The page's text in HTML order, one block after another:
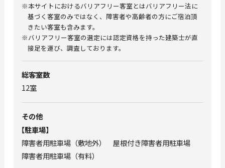
※本サイトにおけるバリアフリー客室とはバリアフリー法に
基づく客室のみではなく、障害者や高齢者の方にご宿泊頂
きたい客室も含みます。
※バリアフリー客室の選定には認定資格を持った建築士が直
接足を運び、調査しております。
総客室数
12室
その他
【駐⾞場】
障害者用駐車場（敷地外） 屋根付き障害者用駐車場
障害者用駐車場（有料）